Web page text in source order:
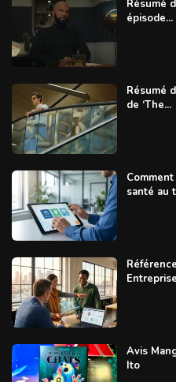
Résumé
épisode...
Résumé
de ‘The...
santé au
Avis
Ito